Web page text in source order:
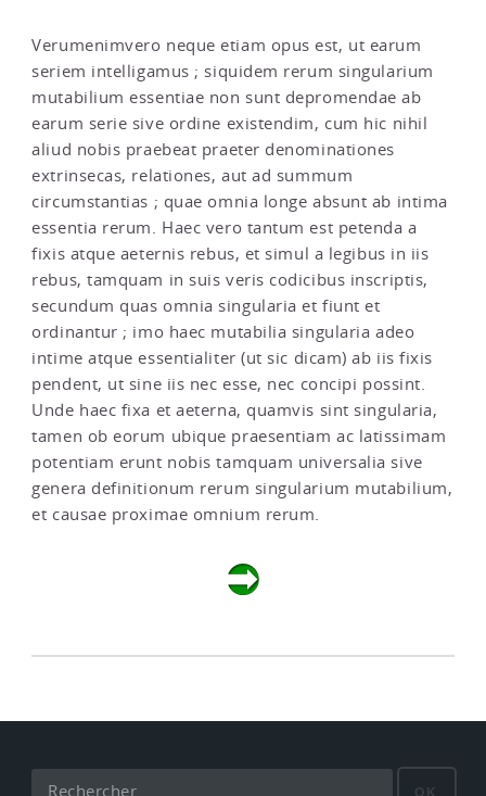
Verumenimvero neque etiam opus est, ut earum
seriem intelligamus ; siquidem rerum singularium
mutabilium essentiae non sunt depromendae ab
earum serie sive ordine existendim, cum hic nihil
aliud nobis praebeat praeter denominationes
extrinsecas, relationes, aut ad summum
circumstantias ; quae omnia longe absunt ab intima
essentia rerum. Haec vero tantum est petenda a
fixis atque aeternis rebus, et simul a legibus in iis
rebus, tamquam in suis veris codicibus inscriptis,
secundum quas omnia singularia et fiunt et
ordinantur ; imo haec mutabilia singularia adeo
intime atque essentialiter (ut sic dicam) ab iis fixis
pendent, ut sine iis nec esse, nec concipi possint.
Unde haec fixa et aeterna, quamvis sint singularia,
tamen ob eorum ubique praesentiam ac latissimam
potentiam erunt nobis tamquam universalia sive
genera definitionum rerum singularium mutabilium,
et causae proximae omnium rerum.
OK